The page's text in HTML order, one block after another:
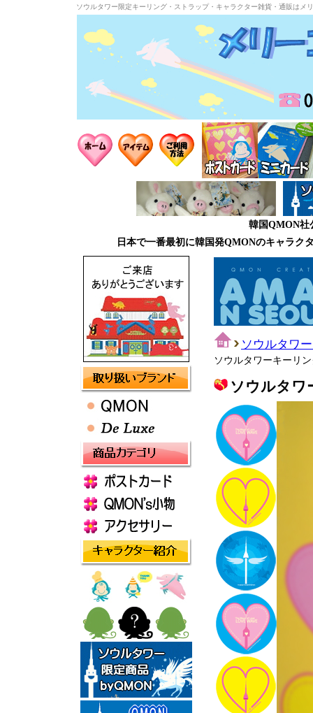
ソウルタワー限定キーリング・ストラップ・キャラクター雑貨・通販はメ
韓国QMON社
日本で一番最初に韓国発QMONのキャラク
ソウルタワ
ソウルタワーキーリ
ソウルタワ